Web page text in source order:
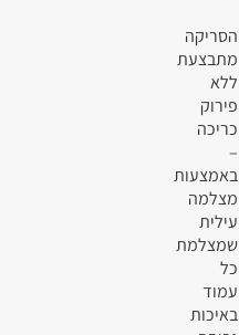
הסריקה
מתבצעת
ללא
פירוק
כריכה
–
באמצעות
מצלמה
עילית
שמצלמת
כל
עמוד
באיכות